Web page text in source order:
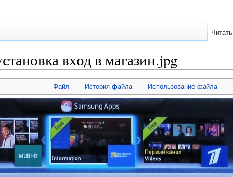
вход в магазин.jpg
Файл История файла Использование файла
Читать